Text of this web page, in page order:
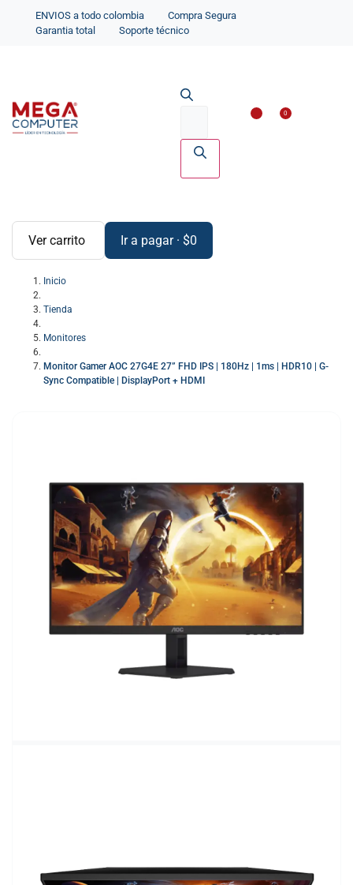
ENVIOS a todo colombia
Compra Segura
Garantia total
Soporte técnico
0
Ver carrito Ir a pagar · $0
Inicio
Tienda
Monitores
Monitor Gamer AOC 27G4E 27” FHD IPS | 180Hz | 1ms | HDR10 | G-
Sync Compatible | DisplayPort + HDMI